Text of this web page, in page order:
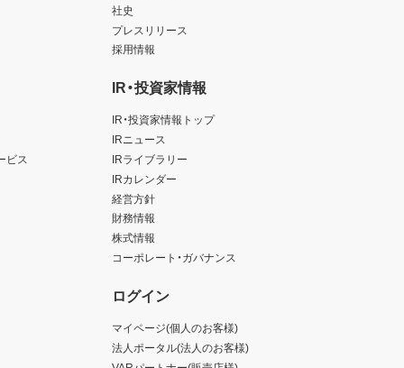
ビス
社史
プレスリリース
採用情報
IR・投資家情報
IR・投資家情報トップ
IRニュース
IRライブラリー
IRカレンダー
経営方針
財務情報
株式情報
コーポレート・ガバナンス
ログイン
マイページ(個人のお客様)
法人ポータル(法人のお客様)